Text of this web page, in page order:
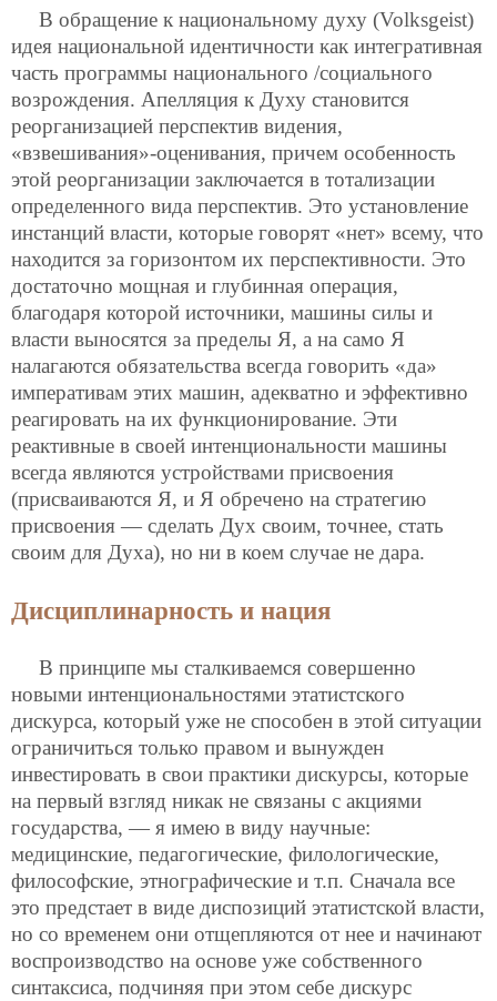
В обращение к национальному духу (Volksgeist)
идея национальной идентичности как интегративная
часть программы национального /социального
возрождения. Апелляция к Духу становится
реорганизацией перспектив видения,
«взвешивания»-оценивания, причем особенность
этой реорганизации заключается в тотализации
определенного вида перспектив. Это установление
инстанций власти, которые говорят «нет» всему, что
находится за горизонтом их перспективности. Это
достаточно мощная и глубинная операция,
благодаря которой источники, машины силы и
власти выносятся за пределы Я, а на само Я
налагаются обязательства всегда говорить «да»
императивам этих машин, адекватно и эффективно
реагировать на их функционирование. Эти
реактивные в своей интенциональности машины
всегда являются устройствами присвоения
(присваиваются Я, и Я обречено на стратегию
присвоения — сделать Дух своим, точнее, стать
своим для Духа), но ни в коем случае не дара.
Дисциплинарность и нация
В принципе мы сталкиваемся совершенно
новыми интенциональностями этатистского
дискурса, который уже не способен в этой ситуации
ограничиться только правом и вынужден
инвестировать в свои практики дискурсы, которые
на первый взгляд никак не связаны с акциями
государства, — я имею в виду научные:
медицинские, педагогические, филологические,
философские, этнографические и т.п. Сначала все
это предстает в виде диспозиций этатистской власти,
но со временем они отщепляются от нее и начинают
воспроизводство на основе уже собственного
синтаксиса, подчиняя при этом себе дискурс